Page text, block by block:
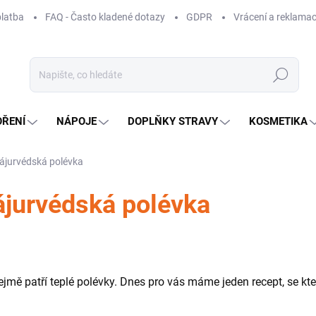
FAQ - Často kladené dotazy GDPR Vrácení a
Hledat
NÁPOJE DOPLŇKY STRAVY KOSMETIKA
polévka
polévka
patří teplé polévky. Dnes pro vás máme jeden recept, se